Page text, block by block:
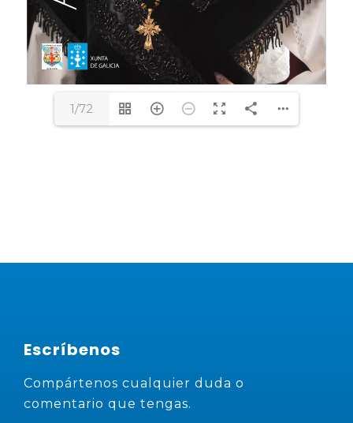
1/72
Escríbenos
Compártenos cualquier duda o
comentario que tengas.